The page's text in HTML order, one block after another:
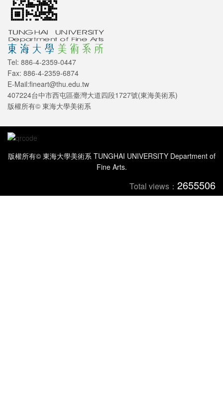
Tel: 886-4-2359-0447
Fax: 886-4-2359-6874
E-Mail:fineart@thu.edu.tw
407224台中市西屯區臺灣大道四段1727號(東海美術系)
版權所有© 東海大學美術系
版權所有© 東海大學美術系 TUNGHAI UNIVERSITY Department of
Fine Arts.
Total views： 2655506